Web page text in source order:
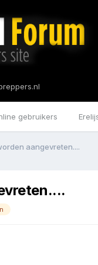
gebruikers
aangevreten....